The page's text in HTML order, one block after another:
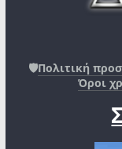
🛡️Πολιτική
Όροι